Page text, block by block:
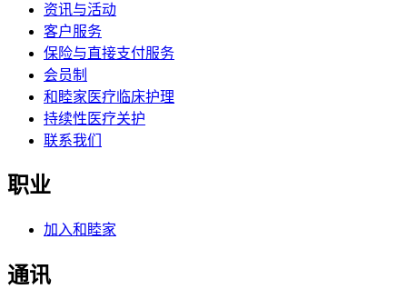
资讯与活动
客户服务
保险与直接支付服务
会员制
和睦家医疗临床护理
持续性医疗关护
联系我们
职业
加入和睦家
通讯